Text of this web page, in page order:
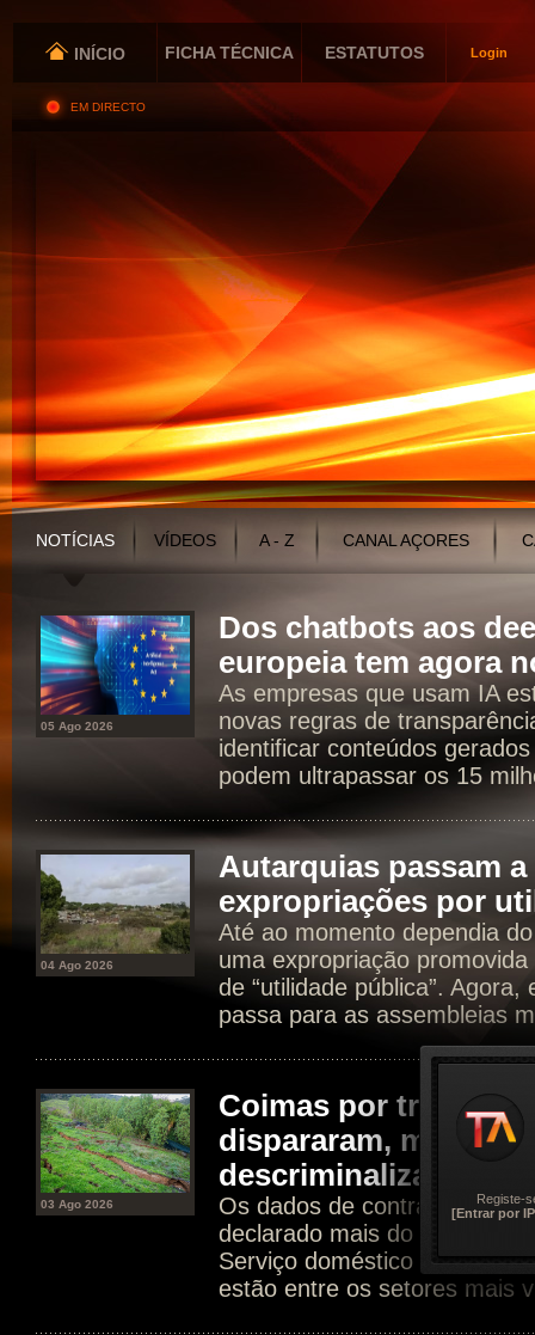
INÍCIO FICHA TÉCNICA ESTATUTOS Login
EM DIRECTO
NOTÍCIAS VÍDEOS A - Z CANAL AÇORES
05 Ago 2026
Dos chatbots aos
europeia tem agora
As empresas que usam IA
novas regras de
identificar conteúdos
podem ultrapassar os 15
04 Ago 2026
Autarquias passam
expropriações por
Até ao momento dependia
uma expropriação
de “utilidade pública”. Agora,
passa para as assembleias
03 Ago 2026
Coimas por trabalho
dispararam, mas
descriminalizar
Os dados de contratos
declarado mais do que
Serviço doméstico e
estão entre os setores mais
Registe-
[Entrar por